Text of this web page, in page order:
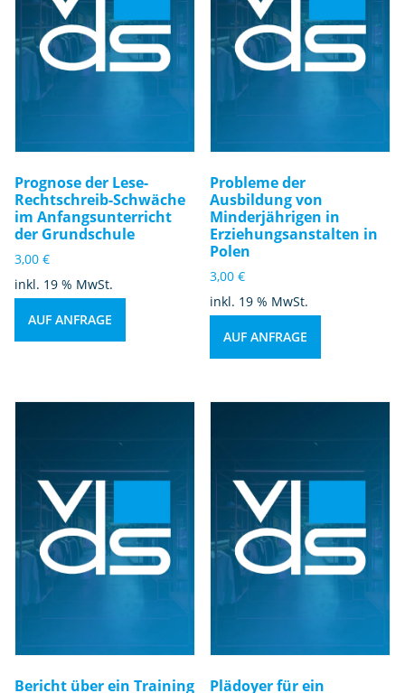
Prognose der Lese-
Rechtschreib-Schwäche
im Anfangsunterricht
der Grundschule
3,00 €
inkl. 19 % MwSt.
AUF ANFRAGE
Probleme der
Ausbildung von
Minderjährigen in
Erziehungsanstalten in
Polen
3,00€
inkl. 19 % MwSt.
AUF ANFRAGE
Bericht über ein Training Plädoyer für ein